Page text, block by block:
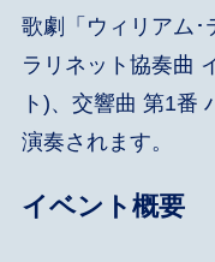
歌劇「ウィリアム･
ラリネット協奏曲
ト)、交響曲 第1番
演奏されます。
イベント概要